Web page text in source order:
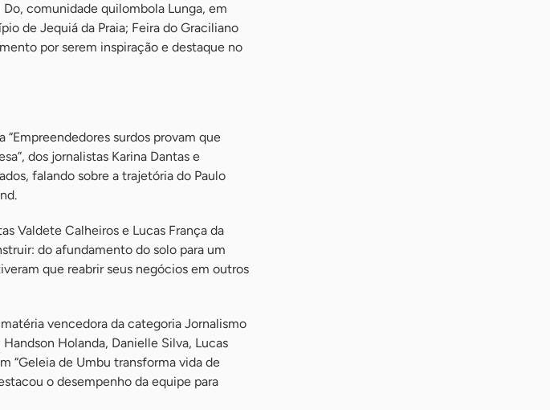
Do, comunidade quilombola Lunga, em
de Jequiá da Praia; Feira do Graciliano
por serem inspiração e destaque no
surdos provam que
dos jornalistas Karina Dantas e
falando sobre a trajetória do Paulo
Valdete Calheiros e Lucas França da
do afundamento do solo para um
que reabrir seus negócios em outros
vencedora da categoria Jornalismo
Holanda, Danielle Silva, Lucas
“Geleia de Umbu transforma vida de
o desempenho da equipe para